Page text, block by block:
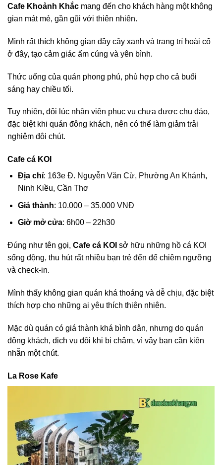
Cafe Khoảnh Khắc mang đến cho khách hàng một không
gian mát mẻ, gần gũi với thiên nhiên.
Mình rất thích không gian đầy cây xanh và trang trí hoài cổ
ở đây, tạo cảm giác ấm cúng và yên bình.
Thức uống của quán phong phú, phù hợp cho cả buổi
sáng hay chiều tối.
Tuy nhiên, đôi lúc nhân viên phục vụ chưa được chu đáo,
đặc biệt khi quán đông khách, nên có thể làm giảm trải
nghiệm đôi chút.
Cafe cá KOI
Địa chỉ: 163e Đ. Nguyễn Văn Cừ, Phường An Khánh,
Ninh Kiều, Cần Thơ
Giá thành: 10.000 – 35.000 VNĐ
Giờ mở cửa: 6h00 – 22h30
Đúng như tên gọi, Cafe cá KOI sở hữu những hồ cá KOI
sống động, thu hút rất nhiều bạn trẻ đến để chiêm ngưỡng
và check-in.
Mình thấy không gian quán khá thoáng và dễ chịu, đặc biệt
thích hợp cho những ai yêu thích thiên nhiên.
Mặc dù quán có giá thành khá bình dân, nhưng do quán
đông khách, dịch vụ đôi khi bị chậm, vì vậy bạn cần kiên
nhẫn một chút.
La Rose Kafe